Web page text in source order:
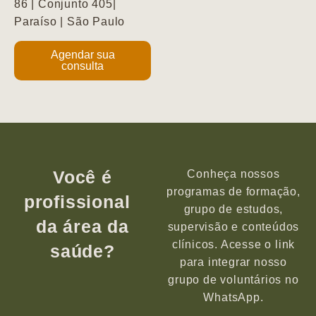
86 | Conjunto 405|
Paraíso | São Paulo
Agendar sua
consulta
Você é
profissional
da área da
saúde?
Conheça nossos
programas de formação,
grupo de estudos,
supervisão e conteúdos
clínicos. Acesse o link
para integrar nosso
grupo de voluntários no
WhatsApp.